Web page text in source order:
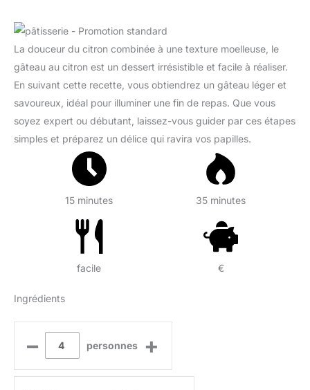
La douceur du citron combinée à une texture moelleuse, le
gâteau au citron est un dessert irrésistible et facile à réaliser.
En suivant cette recette, vous obtiendrez un gâteau léger et
savoureux, idéal pour illuminer une fin de repas. Que vous
soyez expert ou débutant, laissez-vous guider par ces étapes
simples et préparez un délice qui ravira vos papilles.
15 minutes 35 minutes
facile €
Ingrédients
– personnes +